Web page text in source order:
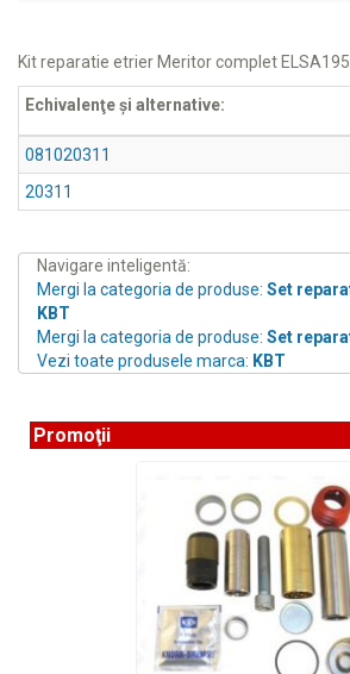
Kit reparatie etrier Meritor complet
Echivalenţe şi alternative:
081020311
20311
Navigare inteligentă:
Mergi la categoria de produse: Set
KBT
Mergi la categoria de produse: Set
Vezi toate produsele marca: KBT
Promoţii